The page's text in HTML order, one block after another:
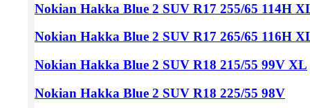
Nokian Hakka Blue 2 SUV R17 255/65 114H
Nokian Hakka Blue 2 SUV R17 265/65 116H
Nokian Hakka Blue 2 SUV R18 215/55 99V XL
Nokian Hakka Blue 2 SUV R18 225/55 98V